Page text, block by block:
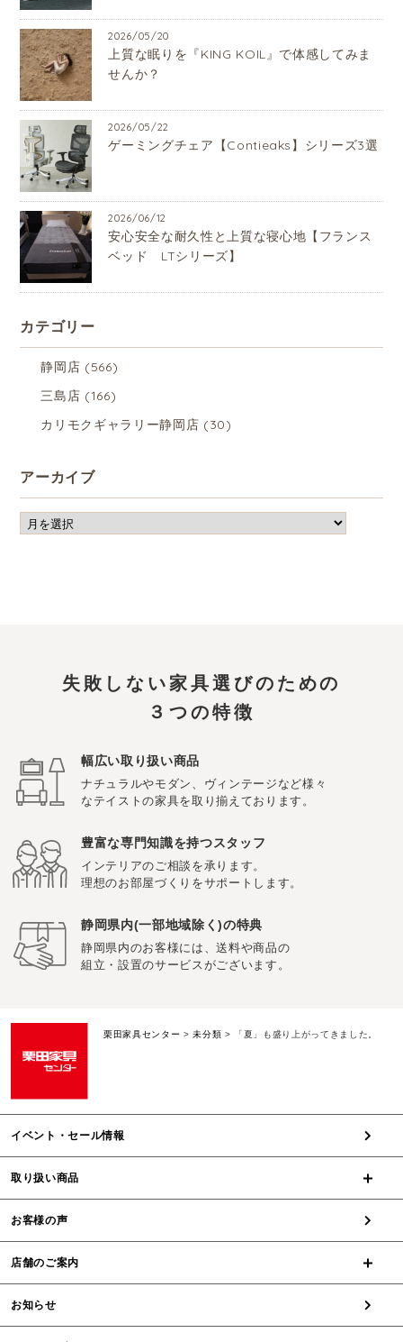
2026/05/20
上質な眠りを『KING KOIL』で体感してみま
せんか？
2026/05/22
ゲーミングチェア【Contieaks】シリーズ3選
2026/06/12
安心安全な耐久性と上質な寝心地【フランス
ベッド LTシリーズ】
カテゴリー
静岡店 (566)
三島店 (166)
カリモクギャラリー静岡店 (30)
アーカイブ
失敗しない家具選びのための
３つの特徴
幅広い取り扱い商品
ナチュラルやモダン、ヴィンテージなど様々
なテイストの家具を取り揃えております。
豊富な専門知識を持つスタッフ
インテリアのご相談を承ります。
理想のお部屋づくりをサポートします。
静岡県内(一部地域除く)の特典
静岡県内のお客様には、送料や商品の
組立・設置のサービスがございます。
栗田家具センター >未分類 > 「夏」も盛り上がってきました。
イベント・セール情報
取り扱い商品
お客様の声
店舗のご案内
お知らせ